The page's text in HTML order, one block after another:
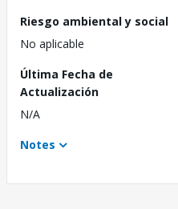
Riesgo ambiental y social
No aplicable
Última Fecha de
Actualización
N/A
Notes